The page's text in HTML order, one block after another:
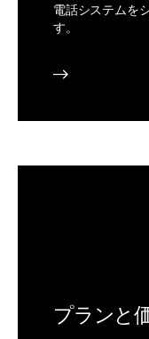
電話システムを
す。
プランと